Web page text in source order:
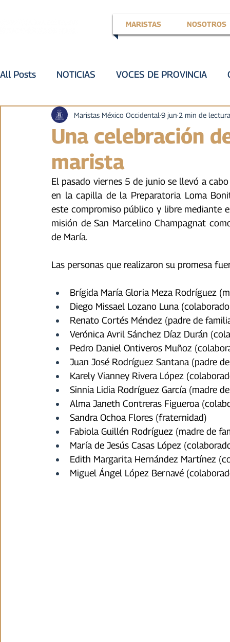
MARISTAS NOSOTROS
All Posts NOTICIAS VOCES DE PROVINCIA
EN LA VOZ DE VOZ ACTIVA III VOZ DE
VOZ EXPERTA AÑO JUBILAR MARISTA
VOCES GLOBALES noticias
Una celebración
marista
Maristas México Occidental 9 jun 2 min de lectura
El pasado viernes 5 de junio se llevó a
en la capilla de la Preparatoria Loma
este compromiso público y libre mediante
misión de San Marcelino Champagnat
de María.
Las personas que realizaron su promesa
Brígida María Gloria Meza Rodríguez
Diego Missael Lozano Luna
Renato Cortés Méndez (padre de
Verónica Avril Sánchez Díaz Durán
Pedro Daniel Ontiveros Muñoz
Juan José Rodríguez Santana (padre
Karely Vianney Rivera López
Sinnia Lidia Rodríguez García (madre
Alma Janeth Contreras Figueroa
Sandra Ochoa Flores (fraternidad)
Fabiola Guillén Rodríguez (madre de
María de Jesús Casas López
Edith Margarita Hernández Martínez
Miguel Ángel López Bernavé